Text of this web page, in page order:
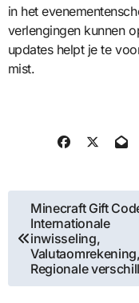
in het
verlengingen kunnen
updates helpt je te
mist.
Post
navigation
Minecraft Gift
Internationale
inwisseling,
Valutaomrekening,
Regionale